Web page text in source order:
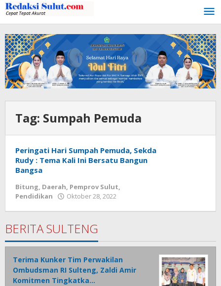
Lewati
ke
konten
Tag: Sumpah Pemuda
Peringati Hari Sumpah Pemuda, Sekda
Rudy : Tema Kali Ini Bersatu Bangun
Bangsa
Bitung, Daerah, Pemprov Sulut,
Pendidikan
Oktober 28, 2022
BERITA SULTENG
Terima Kunker Tim Perwakilan
Ombudsman RI Sulteng, Zaldi Amir
Komitmen Tingkatka…